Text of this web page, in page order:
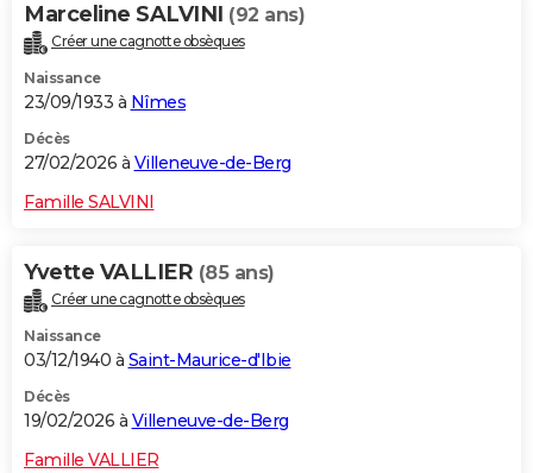
Marceline SALVINI (92 ans)
Créer une cagnotte obsèques
Naissance
23/09/1933 à Nîmes
Décès
27/02/2026 à Villeneuve-de-Berg
Famille SALVINI
Yvette VALLIER (85 ans)
Créer une cagnotte obsèques
Naissance
03/12/1940 à Saint-Maurice-d'Ibie
Décès
19/02/2026 à Villeneuve-de-Berg
Famille VALLIER